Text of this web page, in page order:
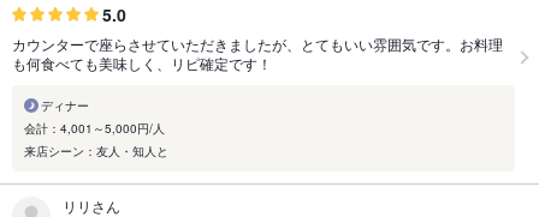
5.0
カウンターで座らさせていただきましたが、とてもいい雰囲気です。お料理
も何食べても美味しく、リピ確定です！
ディナー
会計：4,001～5,000円/人
来店シーン：友人・知人と
リリさん